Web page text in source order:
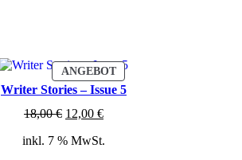
ANGEBOTPRODUKT
IM
ANGEBOT
Writer Stories – Issue 5
18,00€ Ursprünglicher
war:
12,00 €Aktueller
ist:
inkl. 7 % MwSt.